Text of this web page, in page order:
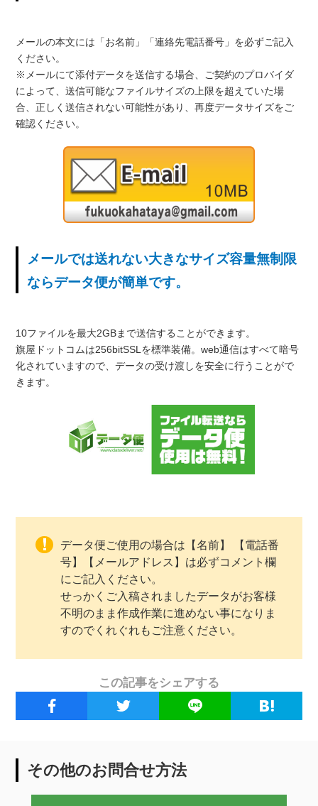
メールの本文には「お名前」「連絡先電話番号」を必ずご記入
ください。
※メールにて添付データを送信する場合、ご契約のプロバイダ
によって、送信可能なファイルサイズの上限を超えていた場
合、正しく送信されない可能性があり、再度データサイズをご
確認ください。
メールでは送れない大きなサイズ容量無制限
ならデータ便が簡単です。
10ファイルを最大2GBまで送信することができます。
旗屋ドットコムは256bitSSLを標準装備。web通信はすべて暗号
化されていますので、データの受け渡しを安全に行うことがで
きます。
データ便ご使用の場合は【名前】 【電話番
号】【メールアドレス】は必ずコメント欄
にご記入ください。
せっかくご入稿されましたデータがお客様
不明のまま作成作業に進めない事になりま
すのでくれぐれもご注意ください。
この記事をシェアする
その他のお問合せ方法